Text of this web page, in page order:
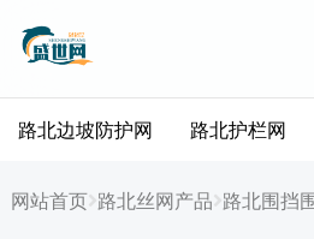
路北边坡防护网 路北护栏网
网站首页 路北丝网产品 路北围挡